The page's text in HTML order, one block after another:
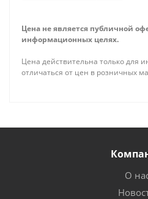
Цена не является публичной
информационных целях.
Цена действительна только для
отличаться от цен в розничных
О